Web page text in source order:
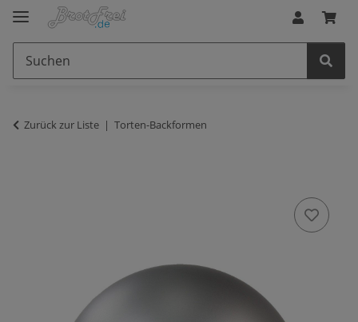
Zurück zur Liste Torten-Backformen